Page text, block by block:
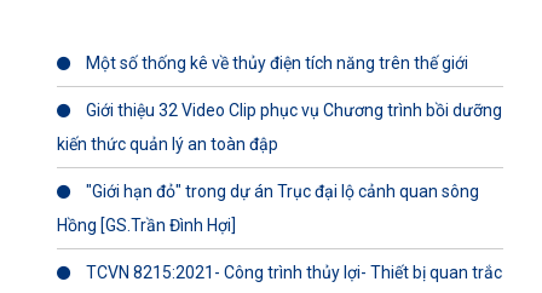
Một số thống kê về thủy điện tích năng trên thế giới
Giới thiệu 32 Video Clip phục vụ Chương trình bồi dưỡng
kiến thức quản lý an toàn đập
"Giới hạn đỏ" trong dự án Trục đại lộ cảnh quan sông
Hồng [GS.Trần Đình Hợi]
TCVN 8215:2021- Công trình thủy lợi- Thiết bị quan trắc